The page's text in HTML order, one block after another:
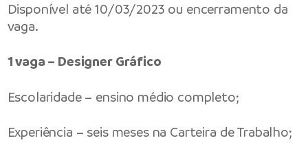
Disponível até 10/03/2023 ou encerramento da
vaga.
1 vaga – Designer Gráfico
Escolaridade – ensino médio completo;
Experiência – seis meses na Carteira de Trabalho;